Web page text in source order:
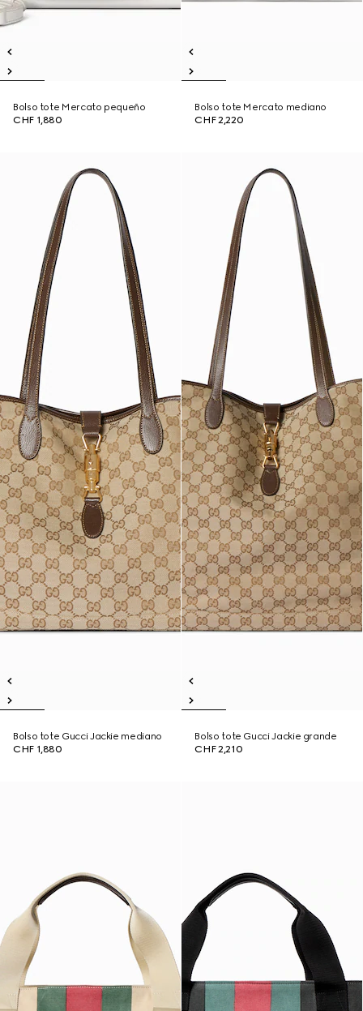
Bolso tote Mercato pequeño
CHF 1,880
Bolso tote Mercato mediano
CHF 2,220
Bolso tote Gucci Jackie mediano
CHF 1,880
Bolso tote Gucci Jackie grande
CHF 2,210